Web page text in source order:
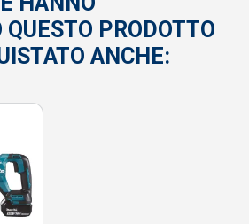
QUESTO PRODOTTO
ANCHE: